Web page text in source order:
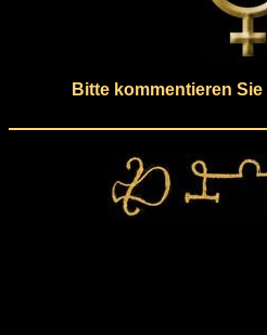
Bitte kommentieren